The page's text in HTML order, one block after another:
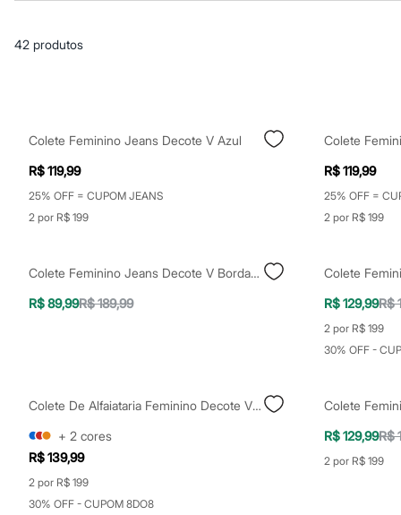
Casacos e Jaquetas
Macacões
Saias
Bonés e Chapéus
Bijoux
Cintos
Óculos
Relógios
Calçados
Sandálias
Sapatilhas
Tênis
Yessica
Acessórios
Blusas
Leggings
Shorts e Bermudas
42 produtos
Colete Feminino Jeans Decote V Azul
R$ 119,99
25% OFF = CUPOM JEANS
2 por R$ 199
R$ 119,99
25% OFF =
2 por R$ 199
Colete Feminino Jeans Decote V Bordado Floral Azul
R$ 89,99R$ 189,99
R$ 129,99R$
2 por R$ 199
30% OFF -
Colete De Alfaiataria Feminino Decote V Bege
+ 2 cores
R$ 139,99
2 por R$ 199
30% OFF - CUPOM 8DO8
R$ 129,99R$
2 por R$ 199